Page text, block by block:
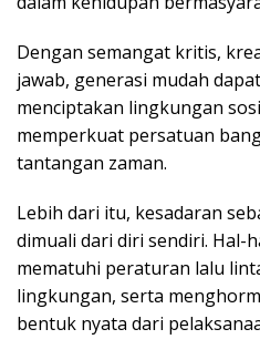
Dengan semangat kritis,
jawab, generasi mudah
menciptakan lingkungan
memperkuat persatuan
tantangan zaman.
Lebih dari itu, kesadaran
dimuali dari diri sendiri. Hal-
mematuhi peraturan lalu
lingkungan, serta
bentuk nyata dari